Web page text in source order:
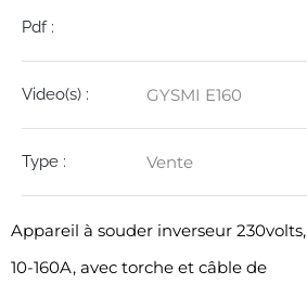
Pdf :
Video(s) : GYSMI E160
Type : Vente
Appareil à souder inverseur 230volts,
10-160A, avec torche et câble de